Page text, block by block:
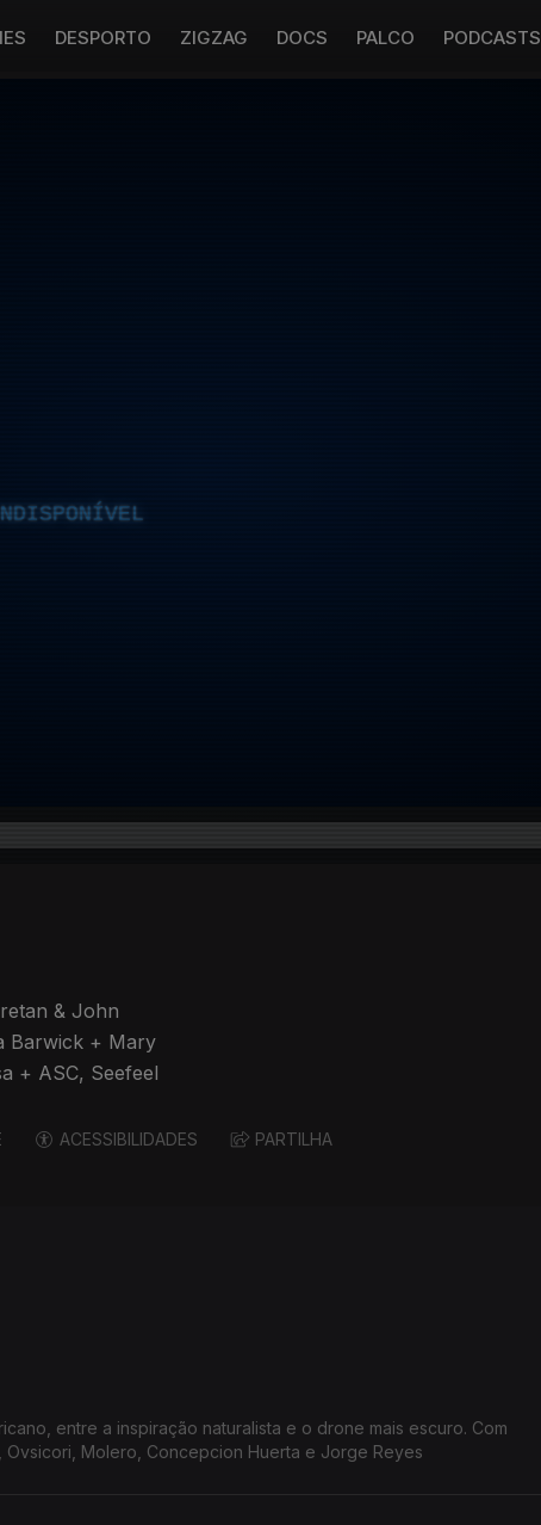
DESPORTO ZIGZAG DOCS PALCO PODCASTS
& John
Barwick + Mary
+ ASC, Seefeel
ACESSIBILIDADES PARTILHA
entre a inspiração naturalista e o drone mais escuro. Com
Ovsicori, Molero, Concepcion Huerta e Jorge Reyes